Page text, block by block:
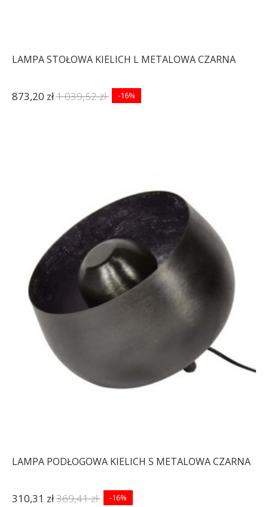
LAMPA STOŁOWA KIELICH L METALOWA CZARNA
873,20 zł1 039,52 zł -16%
LAMPA PODŁOGOWA KIELICH S METALOWA CZARNA
310,31 zł369,41 zł -16%